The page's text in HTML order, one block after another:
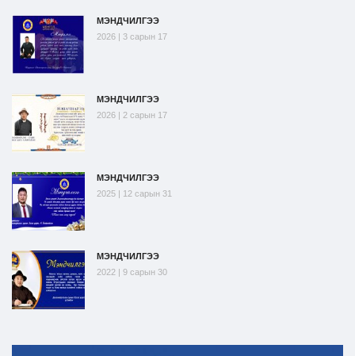
МЭНДЧИЛГЭЭ
2026 | 3 сарын 17
МЭНДЧИЛГЭЭ
2026 | 2 сарын 17
МЭНДЧИЛГЭЭ
2025 | 12 сарын 31
МЭНДЧИЛГЭЭ
2022 | 9 сарын 30